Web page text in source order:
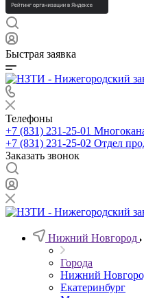
Быстрая заявка
Телефоны
+7 (831) 231-25-01
+7 (831) 231-25-02 Отдел
Заказать звонок
Нижний Новгород
Города
Нижний
Екатеринбург